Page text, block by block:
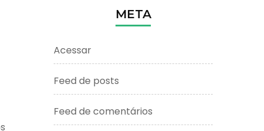
META
Acessar
Feed de posts
Feed de comentários